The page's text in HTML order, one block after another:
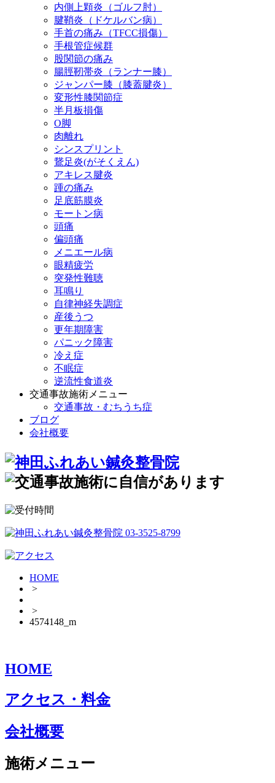
内側上顆炎（ゴルフ肘）
腱鞘炎（ドケルバン病）
手首の痛み（TFCC損傷）
手根管症候群
股関節の痛み
腸脛靭帯炎（ランナー膝）
ジャンパー膝（膝蓋腱炎）
変形性膝関節症
半月板損傷
O脚
肉離れ
シンスプリント
鵞足炎(がそくえん)
アキレス腱炎
踵の痛み
足底筋膜炎
モートン病
頭痛
偏頭痛
メニエール病
眼精疲労
突発性難聴
耳鳴り
自律神経失調症
産後うつ
更年期障害
パニック障害
冷え症
不眠症
逆流性食道炎
交通事故施術メニュー
交通事故・むちうち症
ブログ
会社概要
HOME
>
>
4574148_m
HOME
アクセス・料金
会社概要
施術メニュー